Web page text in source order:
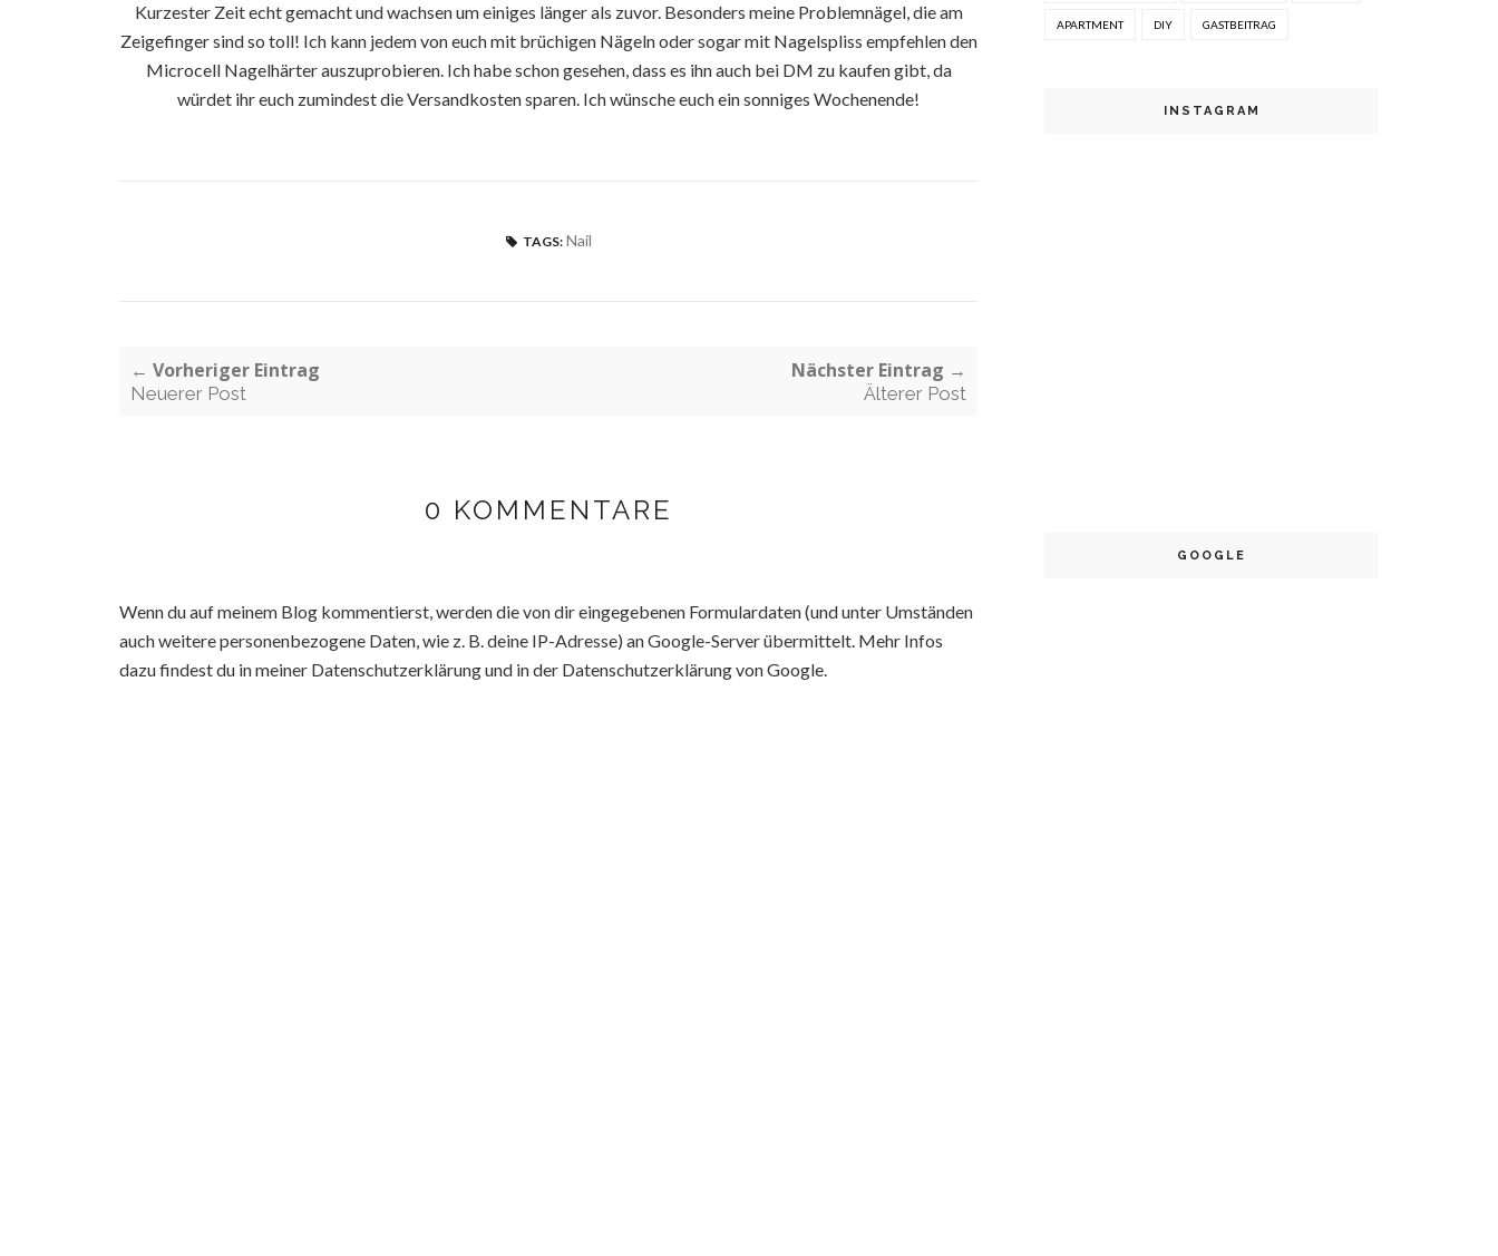
Kurzester Zeit echt gemacht und wachsen um einiges länger als zuvor. Besonders meine Problemnägel, die am
Zeigefinger sind so toll! Ich kann jedem von euch mit brüchigen Nägeln oder sogar mit Nagelspliss empfehlen den
Microcell Nagelhärter auszuprobieren. Ich habe schon gesehen, dass es ihn auch bei DM zu kaufen gibt, da
würdet ihr euch zumindest die Versandkosten sparen. Ich wünsche euch ein sonniges Wochenende!
TAGS: Nail
← Vorheriger Eintrag
Neuerer Post
Nächster Eintrag →
Älterer Post
0 KOMMENTARE
Wenn du auf meinem Blog kommentierst, werden die von dir eingegebenen Formulardaten (und unter Umständen
auch weitere personenbezogene Daten, wie z. B. deine IP-Adresse) an Google-Server übermittelt. Mehr Infos
dazu findest du in meiner Datenschutzerklärung und in der Datenschutzerklärung von Google.
APARTMENT DIY GASTBEITRAG
INSTAGRAM
GOOGLE